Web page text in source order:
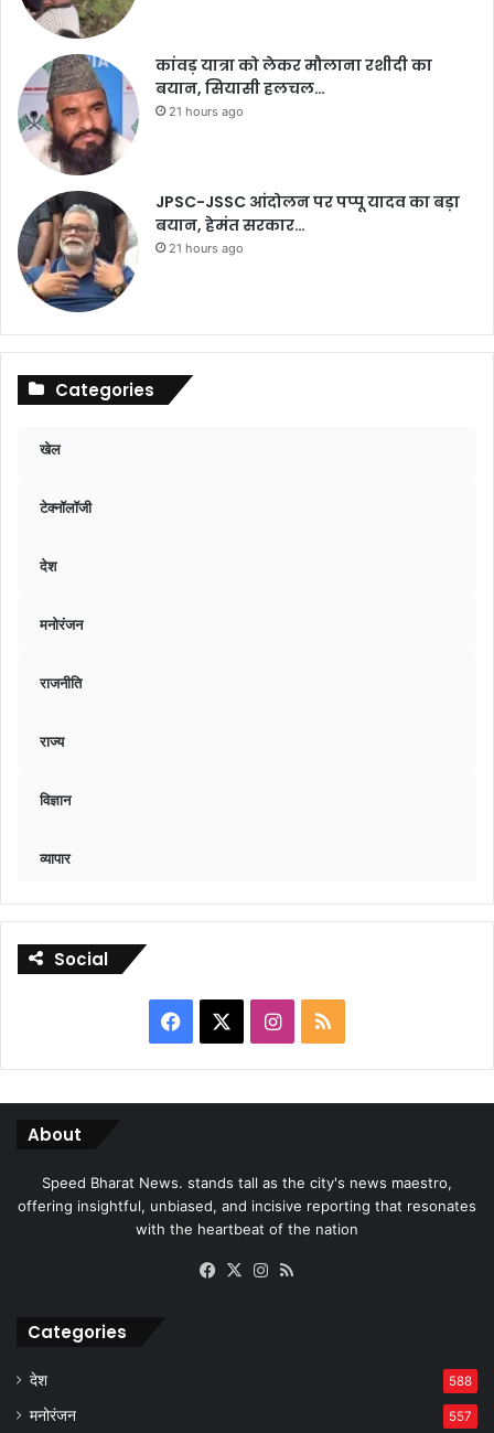
कांवड़ यात्रा को लेकर मौलाना रशीदी का
बयान, सियासी हलचल…
21 hours ago
JPSC-JSSC आंदोलन पर पप्पू यादव का बड़ा
बयान, हेमंत सरकार…
21 hours ago
Categories
खेल
टेक्नॉलॉजी
देश
मनोरंजन
राजनीति
राज्य
विज्ञान
व्यापार
Social
Facebook Instagram
RSS
About
Speed Bharat News. stands tall as the city's news maestro,
offering insightful, unbiased, and incisive reporting that resonates
with the heartbeat of the nation
Facebook
X Instagram
Categories
देश 588
मनोरंजन 557